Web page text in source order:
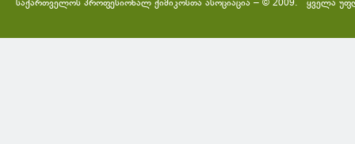
საქართველოს პროფესიონალ ქიმიკოსთა ასოციაცია – © 2009. ყველა